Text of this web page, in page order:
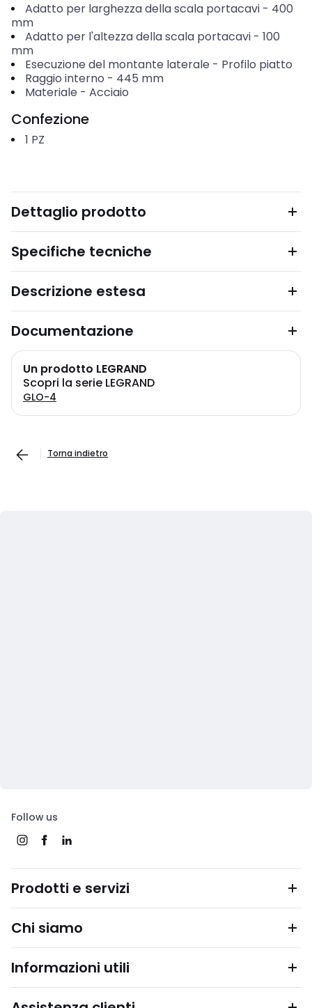
Adatto per larghezza della scala portacavi- 400
mm
Adatto per l'altezza della scala portacavi- 100
mm
Esecuzione del montante laterale - Profilo piatto
Raggio interno - 445 mm
Materiale - Acciaio
Confezione
1 PZ
Dettaglio prodotto
Specifiche tecniche
Descrizione estesa
Documentazione
Un prodotto LEGRAND
Scopri la serie LEGRAND
GLO-4
Torna indietro
Follow us
Prodotti e servizi
Chi siamo
Informazioni utili